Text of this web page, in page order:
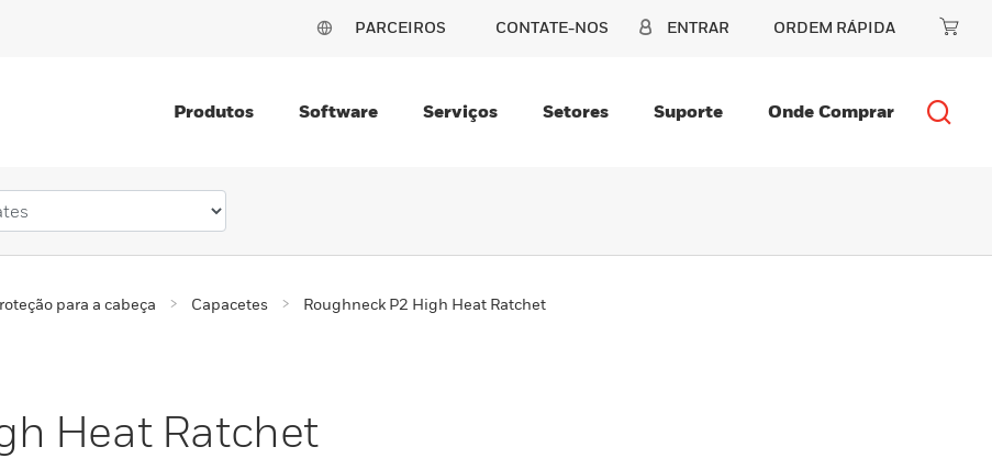
PARCEIROS CONTATE-NOS ENTRAR ORDEM RÁPIDA
Produtos Software Serviços Setores Suporte Onde Comprar
para a cabeça Capacetes Roughneck P2 High Heat Ratchet
Heat Ratchet